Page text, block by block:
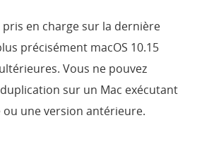
pris en charge sur la dernière
précisément macOS 10.15
Vous ne pouvez
sur un Mac exécutant
ou une version antérieure.